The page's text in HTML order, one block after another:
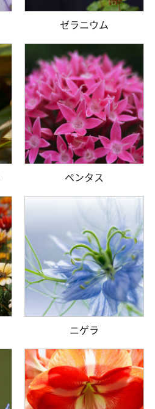
ゼラニウム
ペンタス
ニゲラ